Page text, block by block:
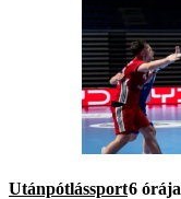
Utánpótlássport6 órája